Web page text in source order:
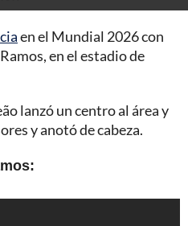
en el Mundial 2026 con
en el estadio de
lanzó un centro al área y
y anotó de cabeza.